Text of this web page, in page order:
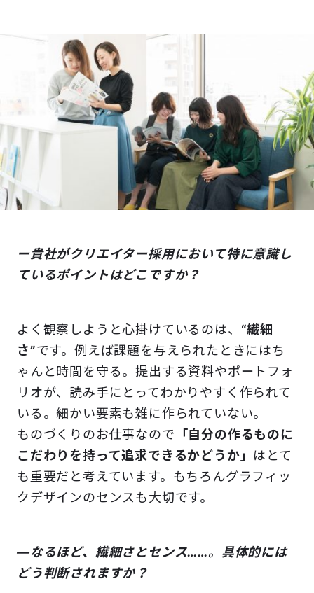
ー貴社がクリエイター採用において特に意識し
ているポイントはどこですか？
よく観察しようと心掛けているのは、 “繊細
さ”です。例えば課題を与えられたときにはち
ゃんと時間を守る。提出する資料やポートフォ
リオが、読み手にとってわかりやすく作られて
いる。細かい要素も雑に作られていない。
ものづくりのお仕事なので 「自分の作るものに
こだわりを持って追求できるかどうか」 はとて
も重要だと考えています。もちろんグラフィッ
クデザインのセンスも大切です。
―なるほど、繊細さとセンス……。具体的には
どう判断されますか？